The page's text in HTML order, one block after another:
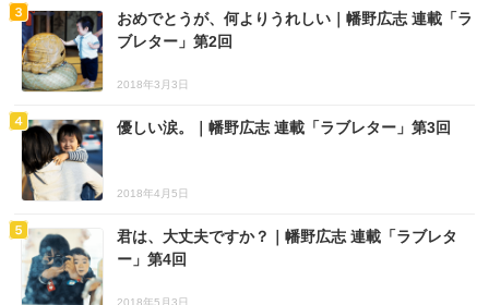
おめでとうが、何よりうれしい｜幡野広志 連載「ラ
ブレター」第2回
2018年3月3日
優しい涙。｜幡野広志 連載「ラブレター」第3回
2018年4月5日
君は、大丈夫ですか？｜幡野広志 連載「ラブレタ
ー」第4回